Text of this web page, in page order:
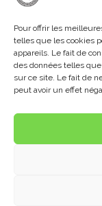
Pour offrir les
telles que les cookies
appareils. Le fait de
des données telles
sur ce site. Le fait de
peut avoir un effet
OR BY